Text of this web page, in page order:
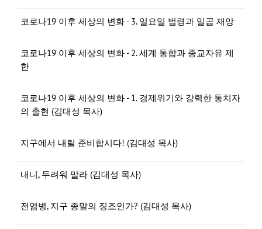
코로나19 이후 세상의 변화 - 3. 일요일 법령과 일곱 재앙
코로나19 이후 세상의 변화 - 2. 세계 통합과 종교자유 제
한
코로나19 이후 세상의 변화 - 1. 경제위기와 강력한 통치자
의 출현 (김대성 목사)
지구에서 내릴 준비합시다! (김대성 목사)
내니, 두려워 말라 (김대성 목사)
전염병, 지구 종말의 징조인가? (김대성 목사)